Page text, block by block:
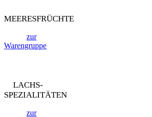
MEERESFRÜCHTE
zur
Warengruppe
LACHS-
SPEZIALITÄTEN
zur